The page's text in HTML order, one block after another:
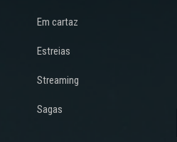
Em cartaz
Estreias
Streaming
Sagas